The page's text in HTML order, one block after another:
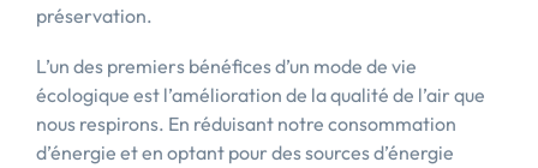
préservation.
L’un des premiers bénéfices d’un mode de vie
écologique est l’amélioration de la qualité de l’air que
nous respirons. En réduisant notre consommation
d’énergie et en optant pour des sources d’énergie